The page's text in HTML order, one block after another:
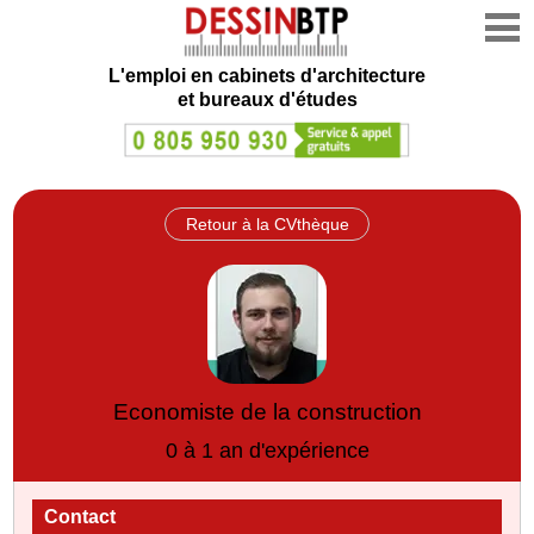
L'emploi en cabinets d'architecture
et bureaux d'études
Retour à la CVthèque
Economiste de la construction
0 à 1 an d'expérience
Contact